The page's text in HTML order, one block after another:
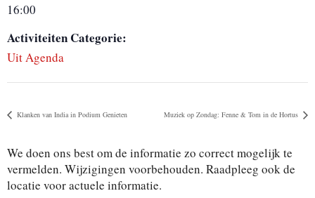
16:00
Activiteiten Categorie:
Uit Agenda
Klanken van India in Podium Genieten Muziek op Zondag: Fenne & Tom in de Hortus
We doen ons best om de informatie zo correct mogelijk te
vermelden. Wijzigingen voorbehouden. Raadpleeg ook de
locatie voor actuele informatie.